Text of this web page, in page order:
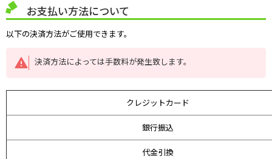
お支払い方法について
以下の決済方法がご使用できます。
決済方法によっては手数料が発生致します。
クレジットカード
銀行振込
代金引換